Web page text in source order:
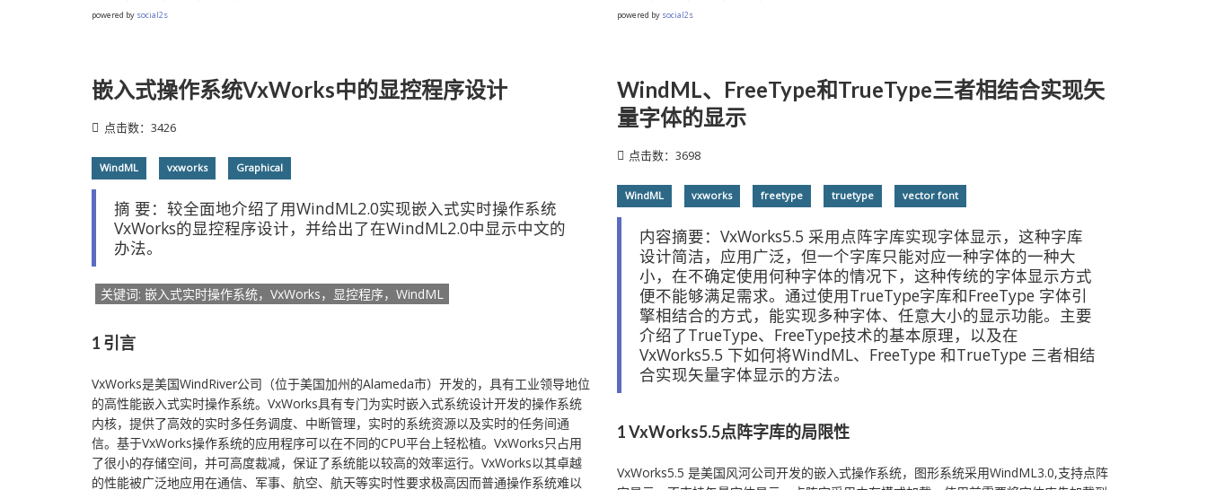
powered by social2s powered by social2s
嵌入式操作系统VxWorks中的显控程序设计
点击数：3426
WindML vxworks Graphical
摘 要：较全面地介绍了用WindML2.0实现嵌入式实时操作系统
VxWorks的显控程序设计，并给出了在WindML2.0中显示中文的
办法。
关键词: 嵌入式实时操作系统，VxWorks，显控程序，WindML
1 引言
VxWorks是美国WindRiver公司（位于美国加州的Alameda市）开发的，具有工业领导地位
的高性能嵌入式实时操作系统。VxWorks具有专门为实时嵌入式系统设计开发的操作系统
内核，提供了高效的实时多任务调度、中断管理，实时的系统资源以及实时的任务间通
信。基于VxWorks操作系统的应用程序可以在不同的CPU平台上轻松植。VxWorks只占用
了很小的存储空间，并可高度裁减，保证了系统能以较高的效率运行。VxWorks以其卓越
的性能被广泛地应用在通信、军事、航空、航天等实时性要求极高因而普通操作系统难以
WindML、FreeType和TrueType三者相结合实现矢
量字体的显示
点击数：3698
WindML vxworks freetype truetype vector font
内容摘要：VxWorks5.5 采用点阵字库实现字体显示，这种字库
设计简洁，应用广泛，但一个字库只能对应一种字体的一种大
小，在不确定使用何种字体的情况下，这种传统的字体显示方式
便不能够满足需求。通过使用TrueType字库和FreeType 字体引
擎相结合的方式，能实现多种字体、任意大小的显示功能。主要
介绍了TrueType、FreeType技术的基本原理，以及在
VxWorks5.5 下如何将WindML、FreeType 和TrueType 三者相结
合实现矢量字体显示的方法。
1 VxWorks5.5点阵字库的局限性
VxWorks5.5 是美国风河公司开发的嵌入式操作系统，图形系统采用WindML3.0,支持点阵